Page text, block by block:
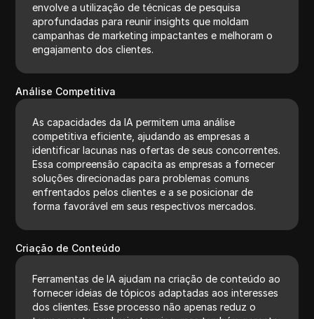
envolve a utilização de técnicas de pesquisa
aprofundadas para reunir insights que moldam
campanhas de marketing impactantes e melhoram o
engajamento dos clientes.
Análise Competitiva
As capacidades da IA permitem uma análise
competitiva eficiente, ajudando as empresas a
identificar lacunas nas ofertas de seus concorrentes.
Essa compreensão capacita as empresas a fornecer
soluções direcionadas para problemas comuns
enfrentados pelos clientes e a se posicionar de
forma favorável em seus respectivos mercados.
Criação de Conteúdo
Ferramentas de IA ajudam na criação de conteúdo ao
fornecer ideias de tópicos adaptadas aos interesses
dos clientes. Esse processo não apenas reduz o